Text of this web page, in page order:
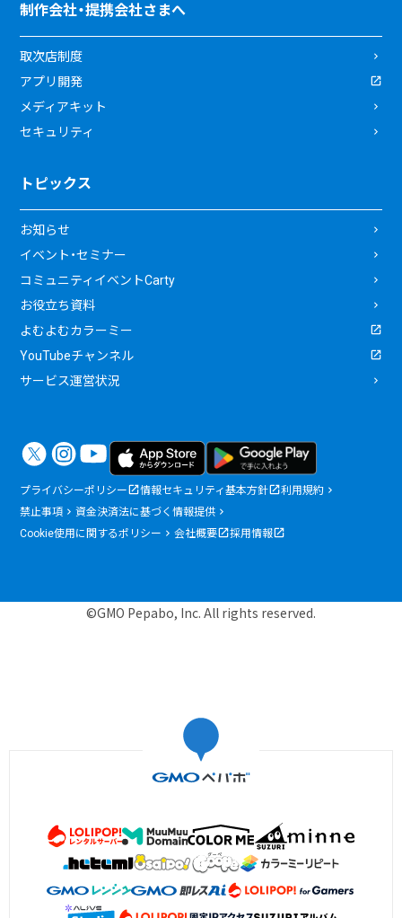
制作会社・提携会社さまへ
取次店制度
アプリ開発
メディアキット
セキュリティ
トピックス
お知らせ
イベント・セミナー
コミュニティイベントCarty
お役立ち資料
よむよむカラーミー
YouTubeチャンネル
サービス運営状況
プライバシーポリシー 情報セキュリティ基本方針
利用規約
禁止事項
資金決済法に基づく情報提供
Cookie使用に関するポリシー
会社概要 採用情報
©GMO Pepabo, Inc. All rights reserved.